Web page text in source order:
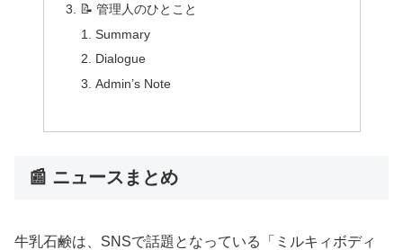
📝 管理人のひとこと
Summary
Dialogue
Admin’s Note
📰 ニュースまとめ
牛乳石鹸は、SNSで話題となっている「ミルキィボディ